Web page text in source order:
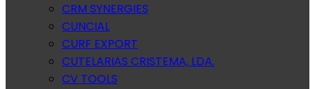
CRM SYNERGIES
CUNCIAL
CURF EXPORT
CUTELARIAS CRISTEMA, LDA.
CV TOOLS